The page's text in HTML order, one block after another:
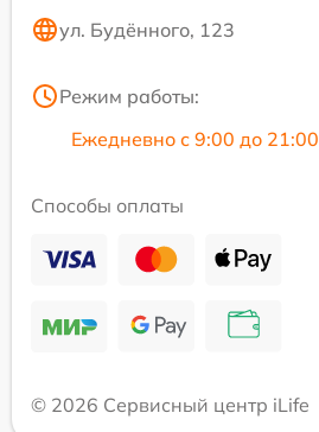
ул. Будённого, 123
Режим работы:
Ежедневно с 9:00 до 21:00
Способы оплаты
© 2026 Сервисный центр iLife